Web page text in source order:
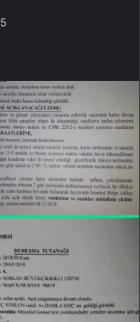
5